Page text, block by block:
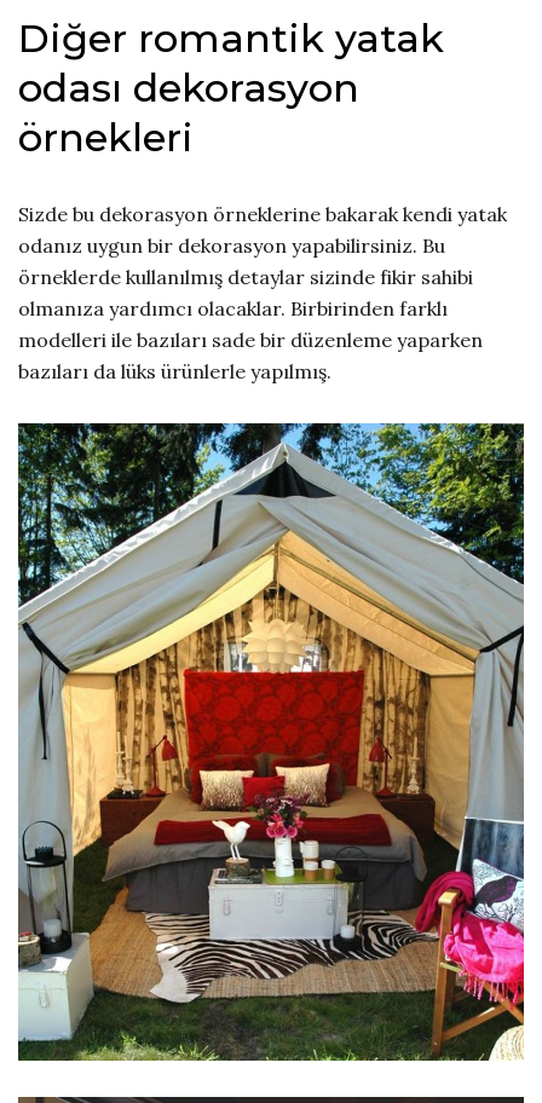
Diğer romantik yatak
odası dekorasyon
örnekleri
Sizde bu dekorasyon örneklerine bakarak kendi yatak
odanız uygun bir dekorasyon yapabilirsiniz. Bu
örneklerde kullanılmış detaylar sizinde fikir sahibi
olmanıza yardımcı olacaklar. Birbirinden farklı
modelleri ile bazıları sade bir düzenleme yaparken
bazıları da lüks ürünlerle yapılmış.